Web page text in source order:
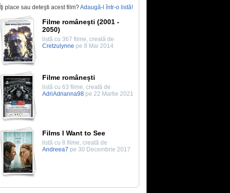
Îţi place sau deteşti acest film?Adaugă-l într-o listă!
Filme româneşti (2001 -
2050)
listă cu 367 filme, creată de
Cretzulynne pe 8 Mai 2014
Filme românești
listă cu 63 filme, creată de
AdriAdrianna98 pe 22 Martie 2021
Films I Want to See
listă cu 8 filme, creată de
Andreea7 pe 30 Decembrie 2017